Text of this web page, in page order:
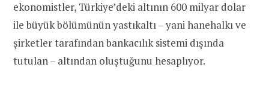
ekonomistler, Türkiye’deki altının 600 milyar dolar
ile büyük bölümünün yastıkaltı – yani hanehalkı ve
şirketler tarafından bankacılık sistemi dışında
tutulan – altından oluştuğunu hesaplıyor.